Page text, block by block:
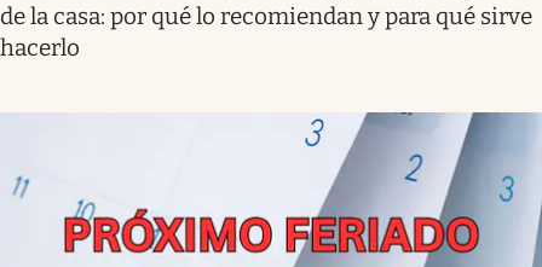
de la casa: por qué lo recomiendan y para qué sirve
hacerlo